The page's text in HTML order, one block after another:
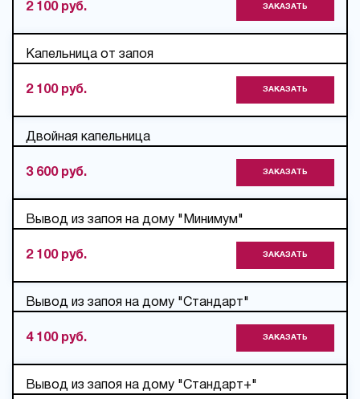
2 100 руб. ЗАКАЗАТЬ
Капельница от запоя
2 100 руб. ЗАКАЗАТЬ
Двойная капельница
3 600 руб. ЗАКАЗАТЬ
Вывод из запоя на дому "Минимум"
2 100 руб. ЗАКАЗАТЬ
Вывод из запоя на дому "Стандарт"
4 100 руб. ЗАКАЗАТЬ
Вывод из запоя на дому "Стандарт+"